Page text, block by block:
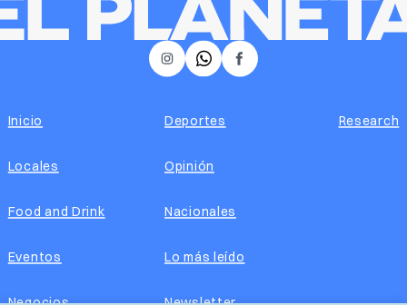
𝕏 Facebook
Instagram
Inicio
Locales
Food and Drink
Eventos
Deportes
Opinión
Nacionales
Lo más leído
Research